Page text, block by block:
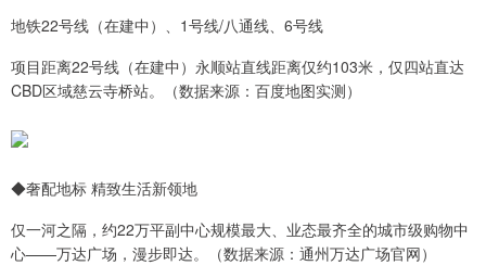
地铁22号线（在建中）、1号线/八通线、6号线
项目距离22号线（在建中）永顺站直线距离仅约103米，仅四站直达
CBD区域慈云寺桥站。（数据来源：百度地图实测）
◆奢配地标 精致生活新领地
仅一河之隔，约22万平副中心规模最大、业态最齐全的城市级购物中
心——万达广场，漫步即达。（数据来源：通州万达广场官网）